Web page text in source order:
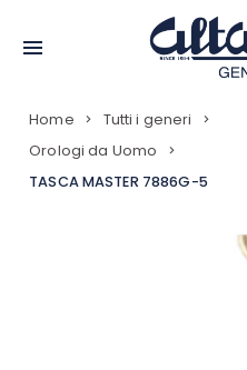
Home
Tutti i generi
Orologi da Uomo
TASCA MASTER 7886G-5